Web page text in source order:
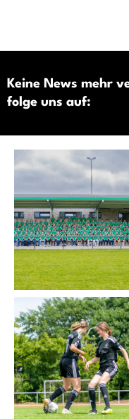
Keine News mehr
folge uns auf: